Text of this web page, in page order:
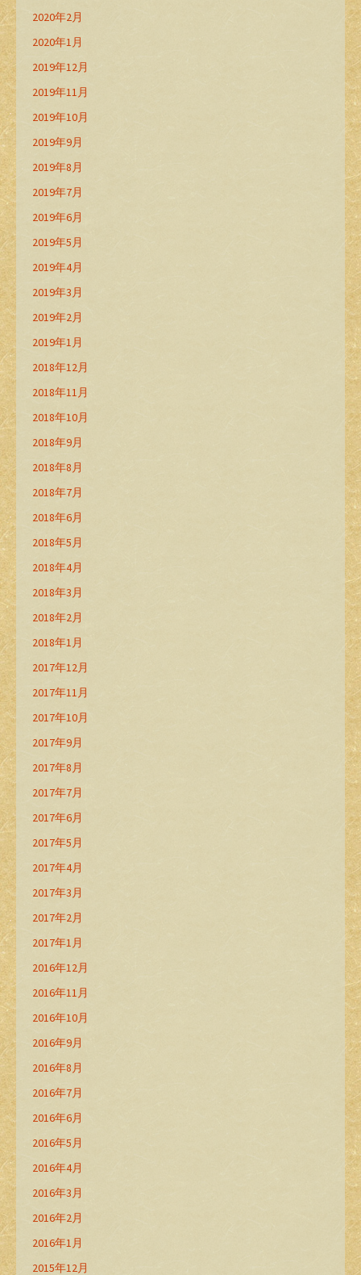
2020年2月
2020年1月
2019年12月
2019年11月
2019年10月
2019年9月
2019年8月
2019年7月
2019年6月
2019年5月
2019年4月
2019年3月
2019年2月
2019年1月
2018年12月
2018年11月
2018年10月
2018年9月
2018年8月
2018年7月
2018年6月
2018年5月
2018年4月
2018年3月
2018年2月
2018年1月
2017年12月
2017年11月
2017年10月
2017年9月
2017年8月
2017年7月
2017年6月
2017年5月
2017年4月
2017年3月
2017年2月
2017年1月
2016年12月
2016年11月
2016年10月
2016年9月
2016年8月
2016年7月
2016年6月
2016年5月
2016年4月
2016年3月
2016年2月
2016年1月
2015年12月